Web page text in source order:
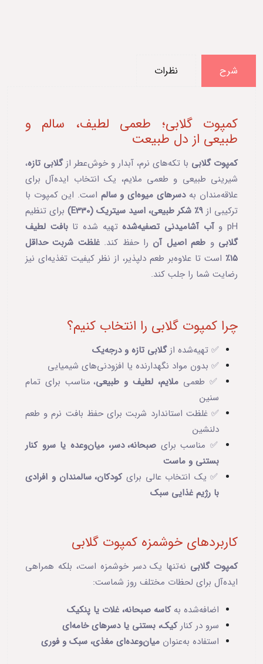
شرح نظرات
کمپوت گلابی؛ طعمی لطیف، سالم و
طبیعی از دل طبیعت
کمپوت گلابی با تکه‌های نرم، آبدار و خوش‌عطر ازگلابی تازه،
شیرینی طبیعی و طعمی ملایم، یک انتخاب ایده‌آل برای
علاقه‌مندان بهدسرهای میوه‌ای و سالم است. این کمپوت با
ترکیبی از ۹٪ شکر طبیعی، اسید سیتریک (E330)
برای تنظیم
pH و
آب آشامیدنی تصفیه‌شدهتهیه شده تابافت لطیف
گلابی و طعم اصیل آن را حفظ کند.غلظت شربت حداقل
۱۵٪
است تا علاوه‌بر طعم دلپذیر، از نظر کیفیت تغذیه‌ای نیز
رضایت شما را جلب کند.
چرا کمپوت گلابی را انتخاب کنیم؟
✅ تهیه‌شده ازگلابی تازه و درجه‌یک
✅ بدون مواد نگهدارنده یا افزودنی‌های شیمیایی
✅ طعمی ملایم، لطیف و طبیعی، مناسب برای تمام
سنین
✅ غلظت استاندارد شربت برای حفظ بافت نرم و طعم
دلنشین
✅ مناسب برای صبحانه، دسر، میان‌وعده یا سرو کنار
بستنی و ماست
✅ یک انتخاب عالی برایکودکان، سالمندان و افرادی
با رژیم غذایی سبک
کاربردهای خوشمزه کمپوت گلابی
کمپوت گلابی نه‌تنها یک دسر خوشمزه است، بلکه همراهی
ایده‌آل برای لحظات مختلف روز شماست:
اضافه‌شده بهکاسه صبحانه، غلات یا پنکیک
سرو در کنارکیک، بستنی یا دسرهای خامه‌ای
استفاده به‌عنوان میان‌وعده‌ای مغذی، سبک و فوری